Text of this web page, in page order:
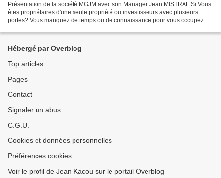
Présentation de la société MGJM avec son Manager Jean MISTRAL Si Vous
êtes propriétaires d'une seule propriété ou investisseurs avec plusieurs
portes? Vous manquez de temps ou de connaissance pour vous occupez de
Hébergé par Overblog
Top articles
Pages
Contact
Signaler un abus
C.G.U.
Cookies et données personnelles
Préférences cookies
Voir le profil de Jean Kacou sur le portail Overblog